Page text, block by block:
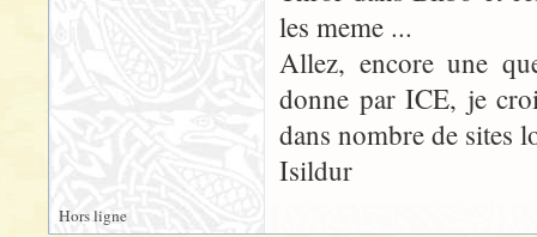
les meme ...
Allez, encore une
donne par ICE, je
dans nombre de sites
Isildur
Hors ligne